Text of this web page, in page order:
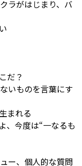
ラがはじまり、バ
だ？
いものを言葉にす
まれる
、今度は“一なるも
ー、個人的な質問